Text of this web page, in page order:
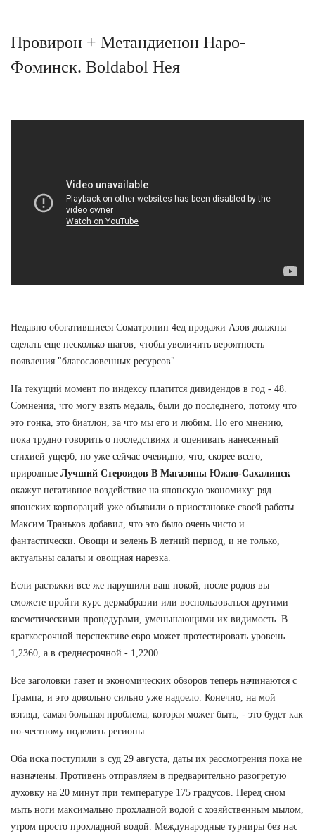
Провирон + Метандиенон Наро-
Фоминск. Boldabol Нея
Недавно обогатившиеся Cоматропин 4ед продажи Азов должны
сделать еще несколько шагов, чтобы увеличить вероятность
появления "благословенных ресурсов".
На текущий момент по индексу платится дивидендов в год - 48.
Сомнения, что могу взять медаль, были до последнего, потому что
это гонка, это биатлон, за что мы его и любим. По его мнению,
пока трудно говорить о последствиях и оценивать нанесенный
стихией ущерб, но уже сейчас очевидно, что, скорее всего,
природные Лучший Стероидов В Магазины Южно-Сахалинск
окажут негативное воздействие на японскую экономику: ряд
японских корпораций уже объявили о приостановке своей работы.
Максим Траньков добавил, что это было очень чисто и
фантастически. Овощи и зелень В летний период, и не только,
актуальны салаты и овощная нарезка.
Если растяжки все же нарушили ваш покой, после родов вы
сможете пройти курс дермабразии или воспользоваться другими
косметическими процедурами, уменьшающими их видимость. В
краткосрочной перспективе евро может протестировать уровень
1,2360, а в среднесрочной - 1,2200.
Все заголовки газет и экономических обзоров теперь начинаются с
Трампа, и это довольно сильно уже надоело. Конечно, на мой
взгляд, самая большая проблема, которая может быть, - это будет как
по-честному поделить регионы.
Оба иска поступили в суд 29 августа, даты их рассмотрения пока не
назначены. Противень отправляем в предварительно разогретую
духовку на 20 минут при температуре 175 градусов. Перед сном
мыть ноги максимально прохладной водой с хозяйственным мылом,
утром просто прохладной водой. Международные турниры без нас